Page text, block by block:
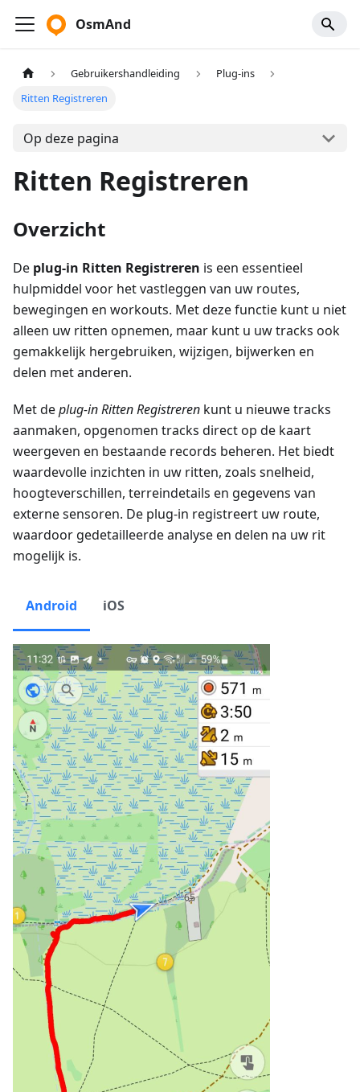
OsmAnd
Gebruikershandleiding
Plug-ins
Ritten Registreren
Op deze pagina
Ritten Registreren
Overzicht
De plug-in Ritten Registreren is een essentieel
hulpmiddel voor het vastleggen van uw routes,
bewegingen en workouts. Met deze functie kunt u niet
alleen uw ritten opnemen, maar kunt u uw tracks ook
gemakkelijk hergebruiken, wijzigen, bijwerken en
delen met anderen.
Met deplug-in Ritten Registreren kunt u nieuwe tracks
aanmaken, opgenomen tracks direct op de kaart
weergeven en bestaande records beheren. Het biedt
waardevolle inzichten in uw ritten, zoals snelheid,
hoogteverschillen, terreindetails en gegevens van
externe sensoren. De plug-in registreert uw route,
waardoor gedetailleerde analyse en delen na uw rit
mogelijk is.
Android iOS